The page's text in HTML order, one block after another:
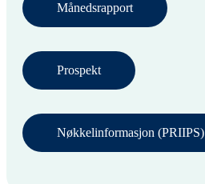
Månedsrapport
Prospekt
Nøkkelinformasjon (PRIIPS)